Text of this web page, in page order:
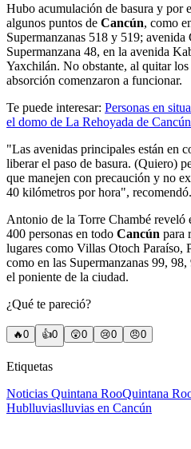
Hubo acumulación de basura y por
algunos puntos de Cancún, como
Supermanzanas 518 y 519; avenida
Supermanzana 48, en la avenida
Yaxchilán. No obstante, al quitar los
absorción comenzaron a funcionar.
Te puede interesar: Personas en
el domo de La Rehoyada de
"Las avenidas principales están en
liberar el paso de basura. (Quiero)
que manejen con precaución y no
40 kilómetros por hora", recomendó.
Antonio de la Torre Chambé reveló
400 personas en todo Cancún para
lugares como Villas Otoch Paraíso,
como en las Supermanzanas 99,
el poniente de la ciudad.
¿Qué te pareció?
🔥0 👍0 😲0 😢0 😠0
Etiquetas
Noticias Quintana RooQuintana
Hublluviaslluvias en Cancún